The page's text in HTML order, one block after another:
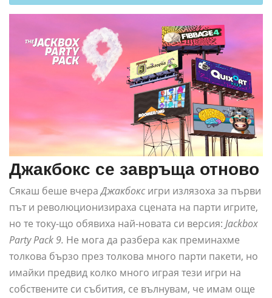
Джакбокс се завръща отново
Сякаш беше вчераДжакбокс игри излязоха за първи
път и революционизираха сцената на парти игрите,
но те току-що обявиха най-новата си версия: Jackbox
Party Pack 9. Не мога да разбера как преминахме
толкова бързо през толкова много парти пакети, но
имайки предвид колко много играя тези игри на
собствените си събития, се вълнувам, че имам още